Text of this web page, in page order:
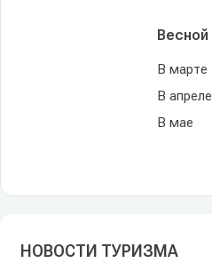
Весной
В марте
В апреле
В мае
НОВОСТИ ТУРИЗМА